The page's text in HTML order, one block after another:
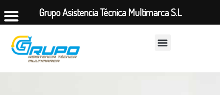
Grupo Asistencia Técnica Multimarca S.L